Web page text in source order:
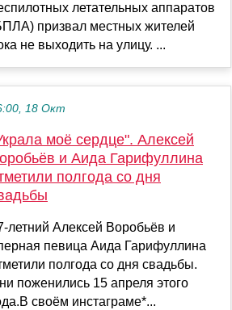
летательных аппаратов
призвал местных жителей
не выходить на улицу. ...
18 Окт
моё сердце". Алексей
и Аида Гарифуллина
полгода со дня
летний Алексей Воробьёв и
певица Аида Гарифуллина
полгода со дня свадьбы.
поженились 15 апреля этого
своём инстаграме*...